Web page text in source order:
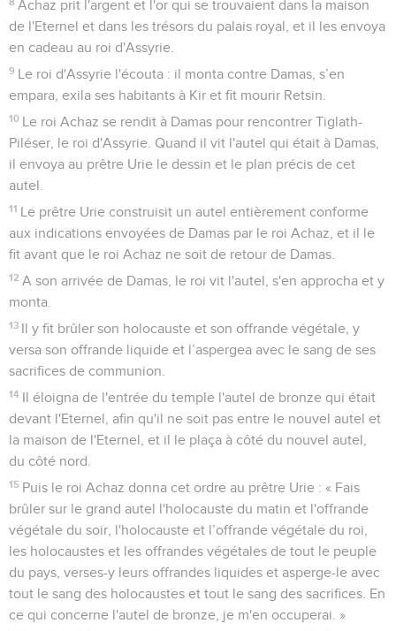
Achaz prit l'argent et l'or qui se trouvaient dans la maison
de l'Eternel et dans les trésors du palais royal, et il les envoya
en cadeau au roi d'Assyrie.
9 Le roi d'Assyrie l'écouta : il monta contre Damas, s’en
empara, exila ses habitants à Kir et fit mourir Retsin.
10 Le roi Achaz se rendit à Damas pour rencontrer Tiglath-
Piléser, le roi d'Assyrie. Quand il vit l'autel qui était à Damas,
il envoya au prêtre Urie le dessin et le plan précis de cet
autel.
11 Le prêtre Urie construisit un autel entièrement conforme
aux indications envoyées de Damas par le roi Achaz, et il le
fit avant que le roi Achaz ne soit de retour de Damas.
12 A son arrivée de Damas, le roi vit l'autel, s'en approcha et y
monta.
13 Il y fit brûler son holocauste et son offrande végétale, y
versa son offrande liquide et l’aspergea avec le sang de ses
sacrifices de communion.
14 Il éloigna de l'entrée du temple l'autel de bronze qui était
devant l'Eternel, afin qu'il ne soit pas entre le nouvel autel et
la maison de l'Eternel, et il le plaça à côté du nouvel autel,
du côté nord.
15 Puis le roi Achaz donna cet ordre au prêtre Urie : « Fais
brûler sur le grand autel l'holocauste du matin et l'offrande
végétale du soir, l'holocauste et l’offrande végétale du roi,
les holocaustes et les offrandes végétales de tout le peuple
du pays, verses-y leurs offrandes liquides et asperge-le avec
tout le sang des holocaustes et tout le sang des sacrifices. En
ce qui concerne l'autel de bronze, je m'en occuperai. »